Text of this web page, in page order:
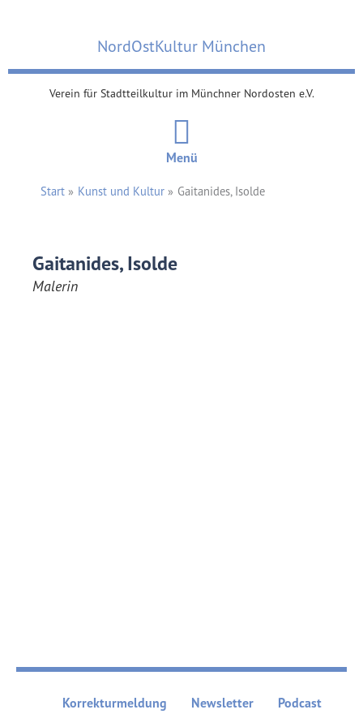
NordOstKultur München
Verein für Stadtteilkultur im Münchner Nordosten e.V.
Menü
Start Kunst und Kultur Gaitanides, Isolde
Gaitanides, Isolde
Malerin
Korrekturmeldung Newsletter
Podcast